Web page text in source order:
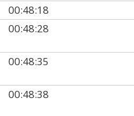
00:48:18
00:48:28
00:48:35
00:48:38